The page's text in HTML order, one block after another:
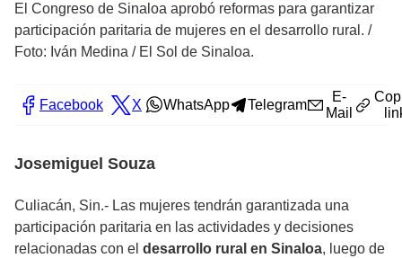
El Congreso de Sinaloa aprobó reformas para garantizar
participación paritaria de mujeres en el desarrollo rural. /
Foto: Iván Medina / El Sol de Sinaloa.
Facebook X WhatsApp Telegram
E-
Mail
Josemiguel Souza
Culiacán, Sin.- Las mujeres tendrán garantizada una
participación paritaria en las actividades y decisiones
relacionadas con el desarrollo rural en Sinaloa, luego de